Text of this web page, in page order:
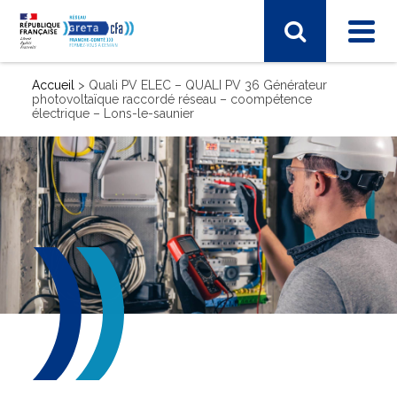
SECTEUR D'ACTIVITÉ
Sport, hôtellerie, restauration, tourisme
Vie et gestion des organisations
Transport – Logistique
Arts, spectacle, industries créatives
BTP - bâtiment travaux publics
Commerce, marketing, finance
Electronique, informatique, télécomunication
Energie, électricité
Industrie, matières premières
Accueil > Quali PV ELEC – QUALI PV 36 Générateur
photovoltaïque raccordé réseau – coompétence
électrique – Lons-le-saunier